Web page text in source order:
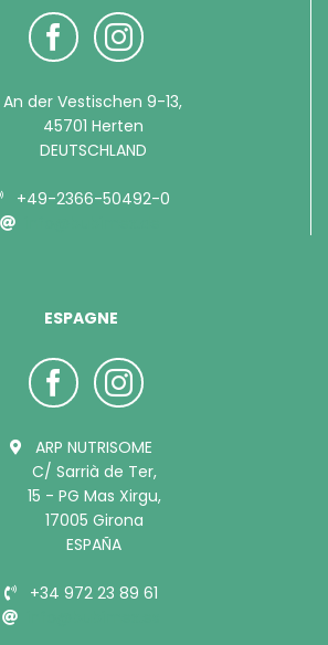
An der Vestischen 9-13,
45701 Herten
DEUTSCHLAND
+49-2366-50492-0
ESPAGNE
ARP NUTRISOME
C/ Sarrià de Ter,
15 - PG Mas Xirgu,
17005 Girona
ESPAÑA
+34 972 23 89 61